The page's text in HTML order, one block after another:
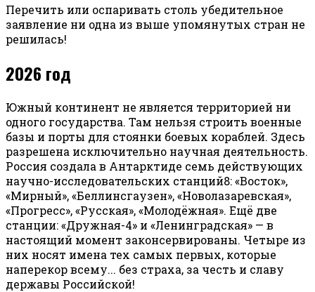
Перечить или оспаривать столь убедительное
заявление ни одна из выше упомянутых стран не
решилась!
2026 год
Южный континент не является территорией ни
одного государства. Там нельзя строить военные
базы и порты для стоянки боевых кораблей. Здесь
разрешена исключительно научная деятельность.
Россия создала в Антарктиде семь действующих
научно-исследовательских станций8: «Восток»,
«Мирный», «Беллинсгаузен», «Новолазаревская»,
«Прогресс», «Русская», «Молодёжная». Ещё две
станции: «Дружная-4» и «Ленинградская» — в
настоящий момент законсервированы. Четыре из
них носят имена тех самых первых, которые
наперекор всему... без страха, за честь и славу
державы Российской!